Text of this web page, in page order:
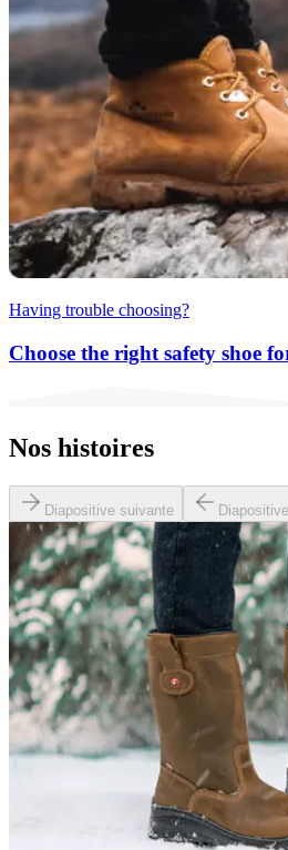
Having trouble choosing?
Choose the right safety shoe
Nos histoires
Diapositive suivante